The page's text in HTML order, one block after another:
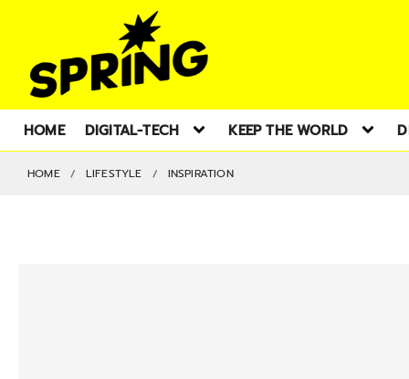
HOME DIGITAL-TECH KEEP THE WORLD
HOME LIFESTYLE INSPIRATION